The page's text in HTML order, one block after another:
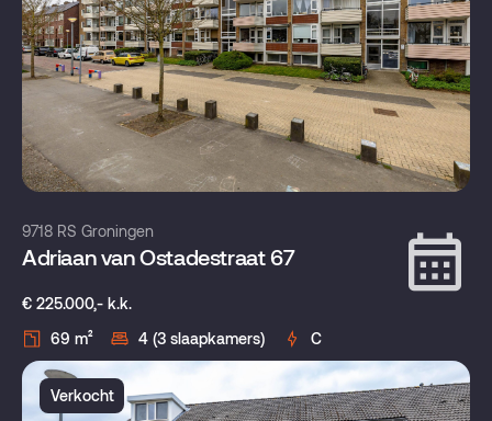
9718 RS Groningen
Adriaan van Ostadestraat 67
€ 225.000,- k.k.
69 m²
4 (3 slaapkamers) C
Verkocht